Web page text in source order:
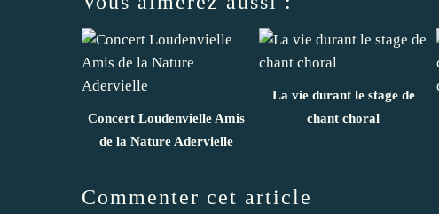
Concert Loudenvielle Amis
de la Nature Adervielle
La vie durant le stage de
chant choral
Commenter cet article